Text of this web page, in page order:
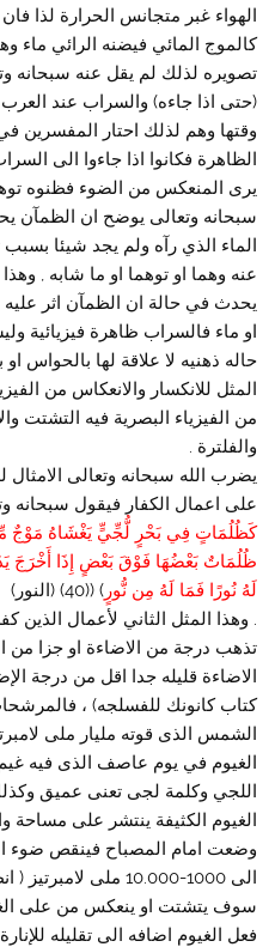
الهواء غبر متجانس الحرارة لذا
كالموج المائي فيضنه الرائي ماء
تصويره لذلك لم يقل عنه سبحانه
(حتى اذا جاءه) والسراب عند
وقتها وهم لذلك احتار المفسرين
الظاهرة فكانوا اذا جاءوا الى
يرى المنعكس من الضوء فظنوه
سبحانه وتعالى يوضح ان الظمآن
الماء الذي رآه ولم يجد شيئا
عنه وهما او توهما او ما شابه ,
يحدث في حالة ان الظمآن اثر
او ماء فالسراب ظاهرة فيزيائية
حاله ذهنيه لا علاقة لها بالحواس او
المثل للانكسار والانعكاس من
من الفيزياء البصرية فيه التشتت
والفلترة .
يضرب الله سبحانه وتعالى الامثال
على اعمال الكفار فيقول سبحانه
كَظُلُمَاتٍ فِي بَحْرٍ لُّجِّيٍّ يَغْشَاهُ مَوْجٌ
ظُلُمَاتٌ بَعْضُهَا فَوْقَ بَعْضٍ إِذَا أَخْرَجَ
لَهُ نُورًا فَمَا لَهُ مِن نُّورٍ) ((40) (النور)
. وهذا المثل الثاني لأعمال
تذهب درجة من الاضاءة او جزا من
كتاب كانونك للفسلجه) ،
الشمس الذى قوته مليار ملى
الغيوم في يوم عاصف الذى فيه
اللجي وكلمة لجى تعنى عميق
الغيوم الكثيفة ينتشر على مساحة
وضعت امام المصباح فينقص ضوء
سوف يتشتت او ينعكس من على
فعل الغيوم اضافه الى تقليله